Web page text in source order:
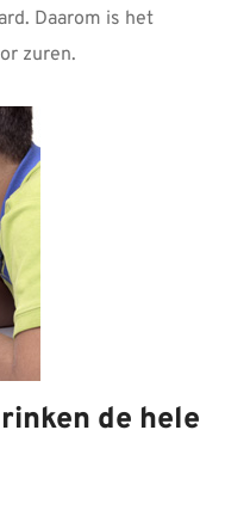
Daarom is het
zuren.
de hele